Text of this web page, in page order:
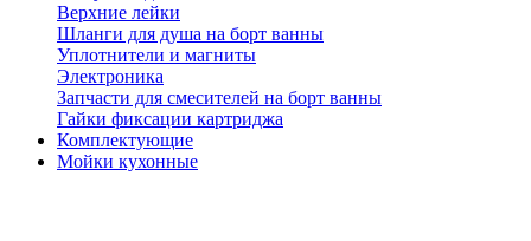
Верхние лейки
Шланги для душа на борт ванны
Уплотнители и магниты
Электроника
Запчасти для смесителей на борт ванны
Гайки фиксации картриджа
Комплектующие
Мойки кухонные